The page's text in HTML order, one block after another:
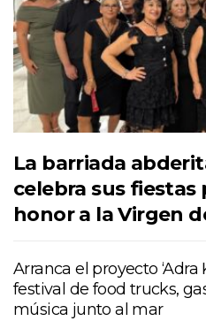
La barriada
celebra sus fiestas
honor a la Virgen
Arranca el proyecto ‘Adra
festival de food trucks,
música junto al mar